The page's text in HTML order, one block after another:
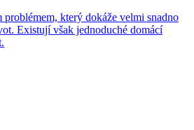
který dokáže velmi snadno
Existují však jednoduché domácí